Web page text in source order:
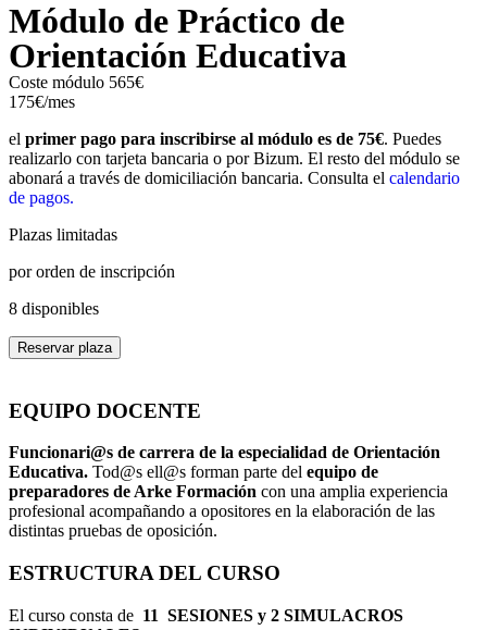
Módulo de Práctico de
Orientación Educativa
Coste módulo 565€
175€/mes
el primer pago para inscribirse al módulo es de 75€. Puedes
realizarlo con tarjeta bancaria o por Bizum. El resto del módulo se
abonará a través de domiciliación bancaria. Consulta el calendario
de pagos.
Plazas limitadas
por orden de inscripción
8 disponibles
Reservar plaza
EQUIPO DOCENTE
Funcionari@s de carrera de la especialidad de Orientación
Educativa. Tod@s ell@s forman parte del equipo de
preparadores de Arke Formación con una amplia experiencia
profesional acompañando a opositores en la elaboración de las
distintas pruebas de oposición.
ESTRUCTURA DEL CURSO
El curso consta de 11 SESIONES y 2 SIMULACROS